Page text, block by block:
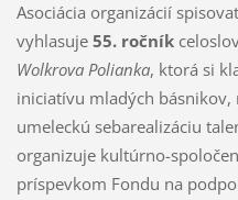
Asociácia organizácií
vyhlasuje 55. ročník
Wolkrova Polianka, ktorá si
iniciatívu mladých
umeleckú sebarealizáciu
organizuje kultúrno-
príspevkom Fondu na